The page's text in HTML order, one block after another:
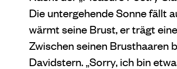
Die untergehende Sonne fällt
wärmt seine Brust, er trägt
Zwischen seinen Brusthaaren
Davidstern. „Sorry, ich bin